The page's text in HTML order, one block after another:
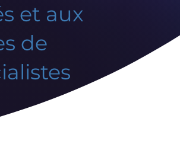
et aux
de